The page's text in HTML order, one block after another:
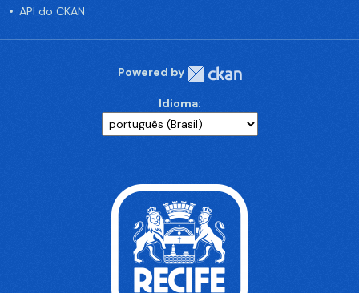
API do CKAN
Powered by
Idioma